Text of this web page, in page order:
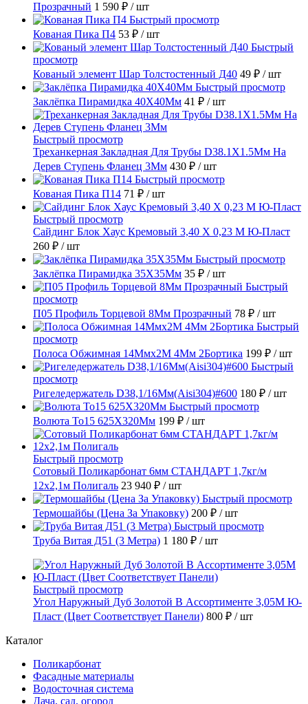
Прозрачный 1 590 ₽ / шт
Быстрый просмотр
Кованая Пика П4 53 ₽ / шт
Быстрый
просмотр
Кованый элемент Шар Толстостенный Д40 49 ₽ / шт
Быстрый просмотр
Заклёпка Пирамидка 40X40Мм 41 ₽ / шт
Быстрый просмотр
Треханкерная Закладная Для Трубы D38.1Х1.5Мм На
Дерев Ступень Фланец 3Мм 430 ₽ / шт
Быстрый просмотр
Кованая Пика П14 71 ₽ / шт
Быстрый просмотр
Сайдинг Блок Хаус Кремовый 3,40 Х 0,23 М Ю-Пласт
260 ₽ / шт
Быстрый просмотр
Заклёпка Пирамидка 35X35Мм 35 ₽ / шт
Быстрый
просмотр
П05 Профиль Торцевой 8Мм Прозрачный 78 ₽ / шт
Быстрый
просмотр
Полоса Обжимная 14Ммх2М 4Мм 2Бортика 199 ₽ / шт
Быстрый
просмотр
Ригеледержатель D38,1/16Мм(Aisi304)#600 180 ₽ / шт
Быстрый просмотр
Волюта То15 625X320Мм 199 ₽ / шт
Быстрый просмотр
Сотовый Поликарбонат 6мм СТАНДАРТ 1,7кг/м
12х2,1м Полигаль 23 940 ₽ / шт
Быстрый просмотр
Термошайбы (Цена За Упаковку) 200 ₽ / шт
Быстрый просмотр
Труба Витая Д51 (3 Метра) 1 180 ₽ / шт
Быстрый просмотр
Угол Наружный Дуб Золотой В Ассортименте 3,05М Ю-
Пласт (Цвет Соответствует Панели) 800 ₽ / шт
Каталог
Поликарбонат
Фасадные материалы
Водосточная система
Дача, сад, огород